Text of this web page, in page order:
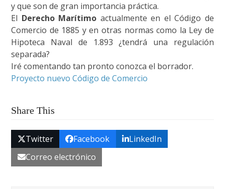
y que son de gran importancia práctica.
El Derecho Marítimo actualmente en el Código de
Comercio de 1885 y en otras normas como la Ley de
Hipoteca Naval de 1.893 ¿tendrá una regulación
separada?
Iré comentando tan pronto conozca el borrador.
Proyecto nuevo Código de Comercio
Share This
Twitter Facebook
LinkedIn
Correo electrónico